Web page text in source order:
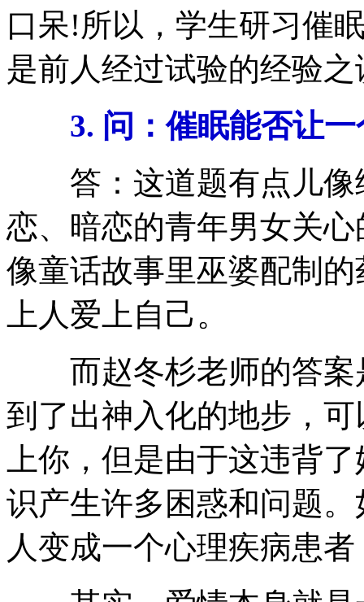
口呆!所以，学生研习催
是前人经过试验的经验
3. 问：催眠能否让一
答：这道题有点儿像
恋、暗恋的青年男女关
像童话故事里巫婆配制
上人爱上自己。
而赵冬杉老师的答案
到了出神入化的地步，
上你，但是由于这违背
识产生许多困惑和问题
人变成一个心理疾病患